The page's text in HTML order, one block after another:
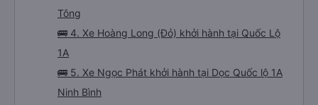
Tông
🚌 4. Xe Hoàng Long (Đỏ) khởi hành tại Quốc Lộ
1A
🚌 5. Xe Ngọc Phát khởi hành tại Dọc Quốc lộ 1A
Ninh Bình